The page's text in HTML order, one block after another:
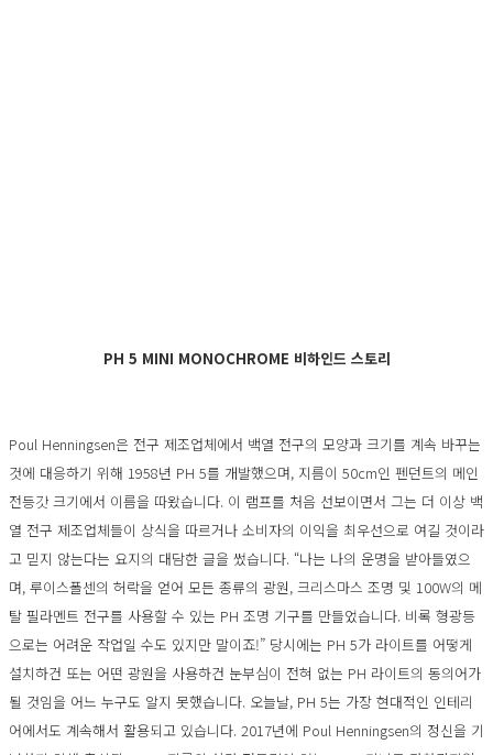
PH 5 MINI MONOCHROME 비하인드 스토리
Poul Henningsen은 전구 제조업체에서 백열 전구의 모양과 크기를 계속 바꾸는
것에 대응하기 위해 1958년 PH 5를 개발했으며, 지름이 50cm인 펜던트의 메인
전등갓 크기에서 이름을 따왔습니다. 이 램프를 처음 선보이면서 그는 더 이상 백
열 전구 제조업체들이 상식을 따르거나 소비자의 이익을 최우선으로 여길 것이라
고 믿지 않는다는 요지의 대담한 글을 썼습니다. “나는 나의 운명을 받아들였으
며, 루이스폴센의 허락을 얻어 모든 종류의 광원, 크리스마스 조명 및 100W의 메
탈 필라멘트 전구를 사용할 수 있는 PH 조명 기구를 만들었습니다. 비록 형광등
으로는 어려운 작업일 수도 있지만 말이죠!” 당시에는 PH 5가 라이트를 어떻게
설치하건 또는 어떤 광원을 사용하건 눈부심이 전혀 없는 PH 라이트의 동의어가
될 것임을 어느 누구도 알지 못했습니다. 오늘날, PH 5는 가장 현대적인 인테리
어에서도 계속해서 활용되고 있습니다. 2017년에 Poul Henningsen의 정신을 기